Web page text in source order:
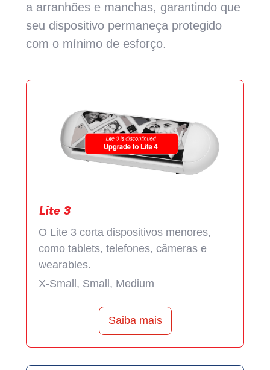
a arranhões e manchas, garantindo que
seu dispositivo permaneça protegido
com o mínimo de esforço.
Lite 3
O Lite 3 corta dispositivos menores,
como tablets, telefones, câmeras e
wearables.
X-Small, Small, Medium
Saiba mais